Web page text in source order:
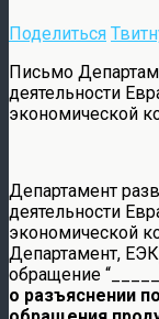
Поделиться
Письмо
деятельности
экономической
Департамент
деятельности
экономической
Департамент,
обращение
о разъяснении